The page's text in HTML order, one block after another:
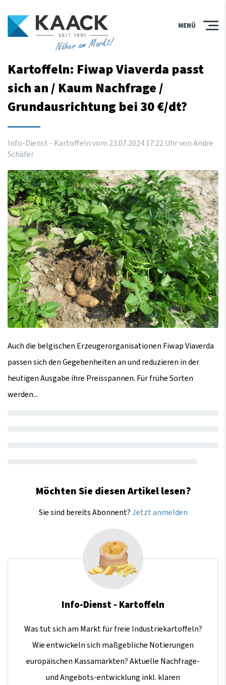
Näher am Markt!
MENÜ
Kartoffeln: Fiwap Viaverda passt
sich an / Kaum Nachfrage /
Grundausrichtung bei 30 €/dt?
Info-Dienst - Kartoffeln vom 23.07.202417:22Uhrvon Andre
Schäfer
Auch die belgischen Erzeugerorganisationen Fiwap Viaverda
passen sich den Gegebenheiten an und reduzieren in der
heutigen Ausgabe ihre Preisspannen. Für frühe Sorten
werden...
Möchten Sie diesen Artikel lesen?
Sie sind bereits Abonnent?Jetzt anmelden
Info-Dienst - Kartoffeln
Was tut sich am Markt für freie Industriekartoffeln?
Wie entwickeln sich maßgebliche Notierungen
europäischen Kassamärkten? Aktuelle Nachfrage-
und Angebots-entwicklung inkl. klaren